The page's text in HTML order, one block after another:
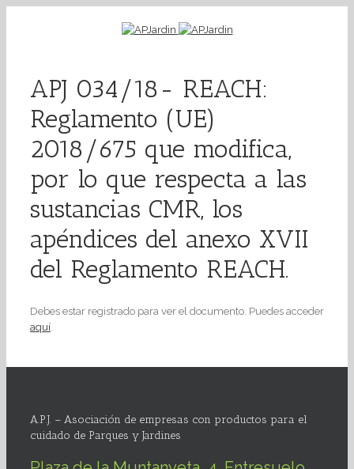
APJ 034/18- REACH:
Reglamento (UE)
2018/675 que modifica,
por lo que respecta a las
sustancias CMR, los
apéndices del anexo XVII
del Reglamento REACH.
Debes estar registrado para ver el documento. Puedes acceder
aquí.
A.P.J. – Asociación de empresas con productos para el
cuidado de Parques y Jardines